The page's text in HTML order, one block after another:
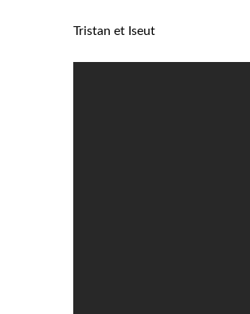
Tristan et Iseut